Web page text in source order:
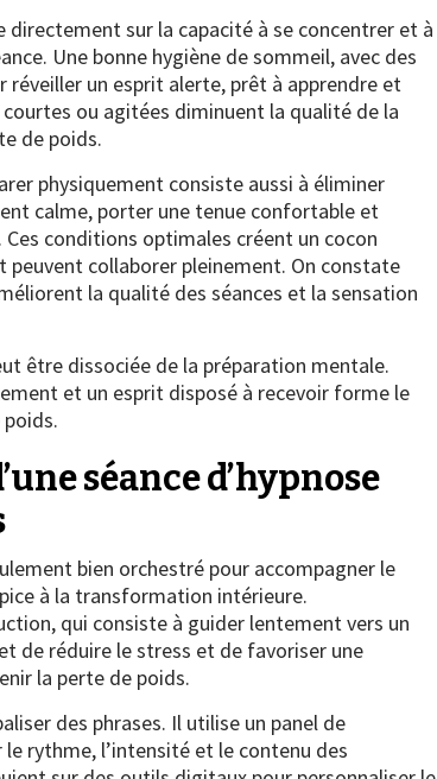
sur la capacité à se concentrer et à
Une bonne hygiène de sommeil, avec des
un esprit alerte, prêt à apprendre et
ou agitées diminuent la qualité de la
de poids.
physiquement consiste aussi à éliminer
calme, porter une tenue confortable et
conditions optimales créent un cocon
peuvent collaborer pleinement. On constate
la qualité des séances et la sensation
être dissociée de la préparation mentale.
et un esprit disposé à recevoir forme le
séance d’hypnose
bien orchestré pour accompagner le
à la transformation intérieure.
qui consiste à guider lentement vers un
de réduire le stress et de favoriser une
la perte de poids.
des phrases. Il utilise un panel de
rythme, l’intensité et le contenu des